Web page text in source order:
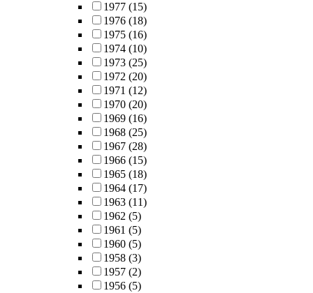
1977 (15)
1976 (18)
1975 (16)
1974 (10)
1973 (25)
1972 (20)
1971 (12)
1970 (20)
1969 (16)
1968 (25)
1967 (28)
1966 (15)
1965 (18)
1964 (17)
1963 (11)
1962 (5)
1961 (5)
1960 (5)
1958 (3)
1957 (2)
1956 (5)